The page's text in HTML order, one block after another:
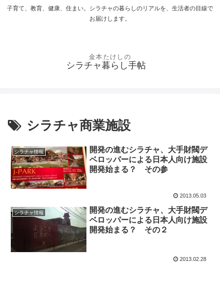
子育て、教育、健康、住まい。シラチャの暮らしのリアルを、生活者の目線で
お届けします。
シラチャ暮らし手帖
シラチャ商業施設
シラチャ情報
開発の進むシラチャ、大手財閥デ
ベロッパーによる日本人向け施設
開発始まる？ その参
2013.05.03
シラチャ情報
開発の進むシラチャ、大手財閥デ
ベロッパーによる日本人向け施設
開発始まる？ その２
2013.02.28